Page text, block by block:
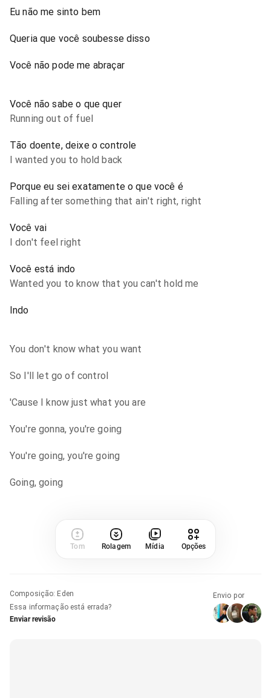
Eu não me sinto bem
Queria que você soubesse disso
Você não pode me abraçar
Você não sabe o que quer
Running out of fuel
Tão doente, deixe o controle
I wanted you to hold back
Porque eu sei exatamente o que você é
Falling after something that ain't right, right
Você vai
I don't feel right
Você está indo
Wanted you to know that you can't hold me
Indo
You don't know what you want
So I'll let go of control
'Cause I know just what you are
You're gonna, you're going
You're going, you're going
Going, going
Tom Rolagem Mídia Opções
Composição: Eden
Essa informação está errada?
Enviar revisão
Envio por